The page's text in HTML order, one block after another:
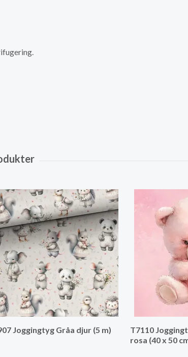
Joggingtyg Gråa djur (5 m)
T7110
rosa (40 x 50